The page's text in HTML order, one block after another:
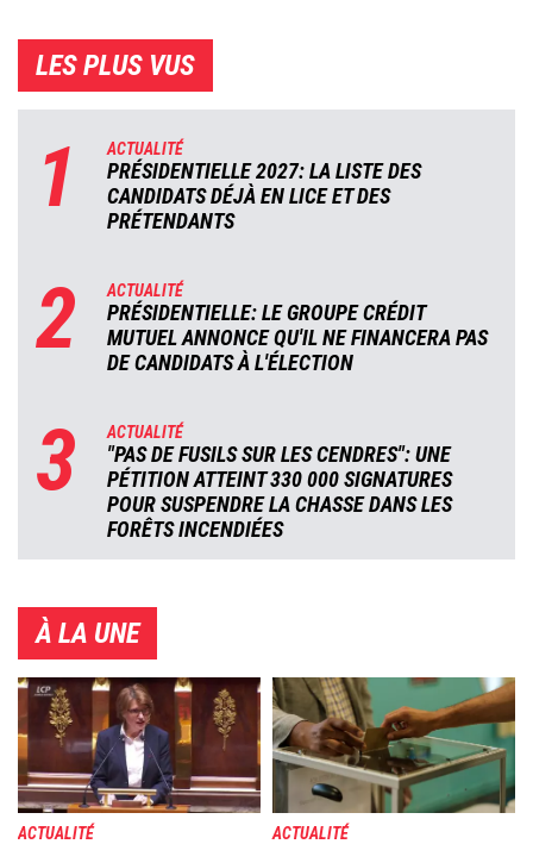
LES PLUS VUS
1 ACTUALITÉ
PRÉSIDENTIELLE 2027: LA LISTE DES
CANDIDATS DÉJÀ EN LICE ET DES
PRÉTENDANTS
2 ACTUALITÉ
PRÉSIDENTIELLE: LE GROUPE CRÉDIT
MUTUEL ANNONCE QU'IL NE FINANCERA PAS
DE CANDIDATS À L'ÉLECTION
3 ACTUALITÉ
"PAS DE FUSILS SUR LES CENDRES": UNE
PÉTITION ATTEINT 330 000 SIGNATURES
POUR SUSPENDRE LA CHASSE DANS LES
FORÊTS INCENDIÉES
À LA UNE
Image
ACTUALITÉ
Image
ACTUALITÉ